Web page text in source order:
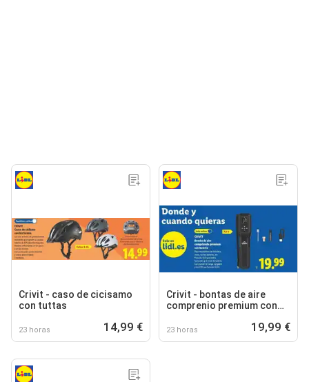
Crivit - caso de cicisamo
con tuttas
23 horas 14,99 €
Crivit - bontas de aire
comprenio premium con
23 horas 19,99 €